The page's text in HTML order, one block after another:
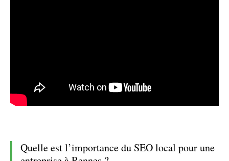
Quelle est l’importance du SEO local pour une